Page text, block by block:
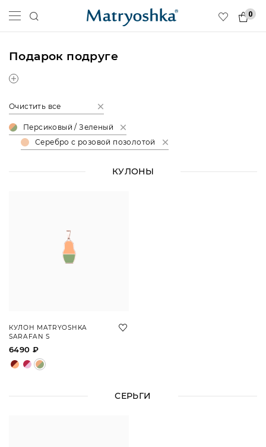
0
Подарок подруге
Очистить все
Персиковый / Зеленый
Серебро с розовой позолотой
КУЛОНЫ
КУЛОН MATRYOSHKA
SARAFAN S
6490 ₽
СЕРЬГИ